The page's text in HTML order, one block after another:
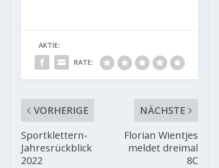
AKTIE:
RATE:
VORHERIGE
Sportklettern-
Jahresrückblick
2022
NÄCHSTE
Florian Wientjes
meldet dreimal
8C